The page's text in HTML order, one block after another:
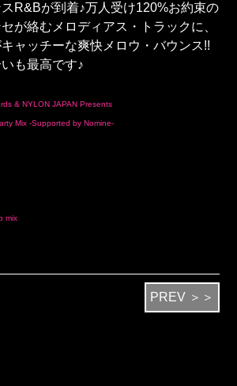
スR&Bが到着♪万人受け120%お約束の
が絡むメロディアス・トラックに、
ャッチーな爽快メロウ・バウンス!!
も最高です♪
& NYLON JAPAN Presents
Mix -Supported by Nomine-
mix
PREV ＞＞